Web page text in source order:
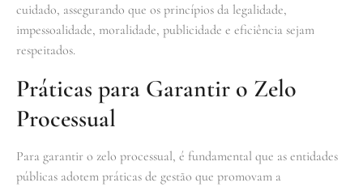
cuidado, assegurando que os princípios da legalidade,
impessoalidade, moralidade, publicidade e eficiência sejam
respeitados.
Práticas para Garantir o Zelo
Processual
Para garantir o zelo processual, é fundamental que as entidades
públicas adotem práticas de gestão que promovam a